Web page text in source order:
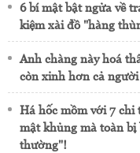
6 bí mật bật ngửa về
kiệm xài đồ "hàng
Anh chàng này hoá
còn xinh hơn cả người
Há hốc mồm với 7 chi
mật khủng mà toàn bị
thường"!